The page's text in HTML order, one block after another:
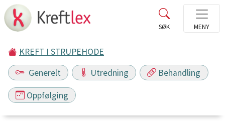
KREFT I STRUPEHODE
Generelt
Utredning Behandling
Oppfølging